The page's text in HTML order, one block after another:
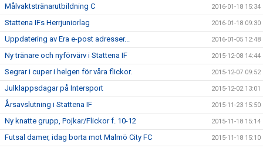
Målvaktstränarutbildning C 2016-01-18 15:34
Stattena IFs Herrjuniorlag 2016-01-18 09:30
Uppdatering av Era e-post adresser... 2016-01-05 12:48
Ny tränare och nyförvärv i Stattena IF 2015-12-08 14:44
Segrar i cuper i helgen för våra flickor. 2015-12-07 09:52
Julklappsdagar på Intersport 2015-12-02 13:01
Årsavslutning i Stattena IF 2015-11-23 15:50
Ny knatte grupp, Pojkar/Flickor f. 10-12 2015-11-18 15:14
Futsal damer, idag borta mot Malmö City FC 2015-11-18 15:10